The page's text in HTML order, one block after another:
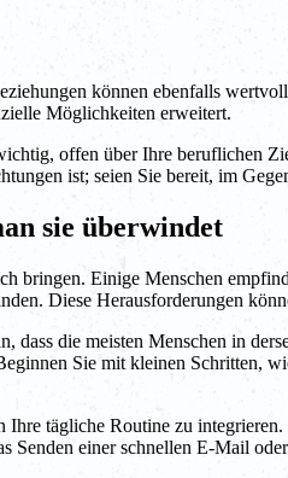
können ebenfalls
Möglichkeiten erweitert.
offen über Ihre beruflichen
ist; seien Sie bereit, im
sie überwindet
bringen. Einige Menschen
Diese Herausforderungen
die meisten Menschen in
Sie mit kleinen Schritten,
tägliche Routine zu
einer schnellen E-Mail